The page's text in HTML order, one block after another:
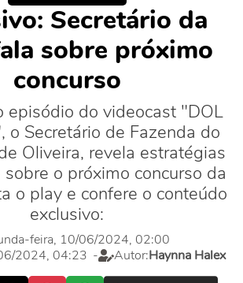
Secretário da
sobre próximo
concurso
episódio do videocast "DOL
o Secretário de Fazenda do
Oliveira, revela estratégias
o próximo concurso da
o play e confere o conteúdo
exclusivo:
feira, 10/06/2024, 02:00
2024, 04:23 - Autor:Haynna Halex